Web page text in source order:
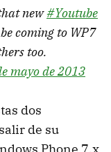
new#Youtube
coming to WP7
too.
mayo de 2013
dos
de su